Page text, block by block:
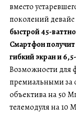
вместо
поколений
быстрой 45-
Смартфон
гибкий экран и
Возможности для
премиальными за
объектива на 50
телемодуля на 10